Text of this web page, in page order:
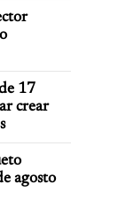
17
crear
agosto